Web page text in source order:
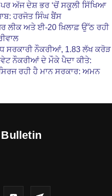
ਅੱਜ ਦੇਸ਼ ਭਰ ‘ਚੋਂ ਸਕੂਲੀ ਸਿੱਖਿਆ
ਹਰਜੋਤ ਸਿੰਘ ਬੈਂਸ
ਲੀਕ ਅਤੇ ਈ-20 ਖ਼ਿਲਾਫ਼ ਉੱਠ ਰਹੀ
ਸਰਕਾਰੀ ਨੌਕਰੀਆਂ, 1.83 ਲੱਖ ਕਰੋੜ
ਨੌਕਰੀਆਂ ਦੇ ਮੌਕੇ ਪੈਦਾ ਕੀਤੇ:
ਰਹੀ ਹੈ ਮਾਨ ਸਰਕਾਰ: ਅਮਨ